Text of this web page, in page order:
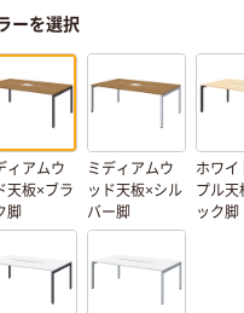
ーを選択
ィアムウ
天板×ブラ
脚
ミディアムウ
ッド天板×シル
バー脚
ホワイ
プル天
ック脚